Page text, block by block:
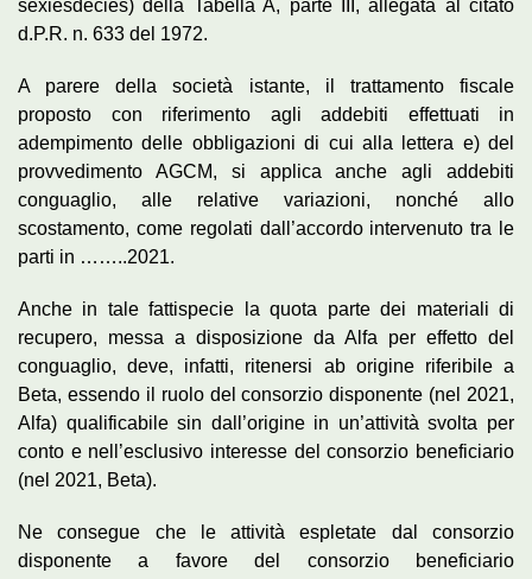
sexiesdecies) della Tabella A, parte III, allegata al citato
d.P.R. n. 633 del 1972.
A parere della società istante, il trattamento fiscale
proposto con riferimento agli addebiti effettuati in
adempimento delle obbligazioni di cui alla lettera e) del
provvedimento AGCM, si applica anche agli addebiti
conguaglio, alle relative variazioni, nonché allo
scostamento, come regolati dall’accordo intervenuto tra le
parti in ……..2021.
Anche in tale fattispecie la quota parte dei materiali di
recupero, messa a disposizione da Alfa per effetto del
conguaglio, deve, infatti, ritenersi ab origine riferibile a
Beta, essendo il ruolo del consorzio disponente (nel 2021,
Alfa) qualificabile sin dall’origine in un’attività svolta per
conto e nell’esclusivo interesse del consorzio beneficiario
(nel 2021, Beta).
Ne consegue che le attività espletate dal consorzio
disponente a favore del consorzio beneficiario